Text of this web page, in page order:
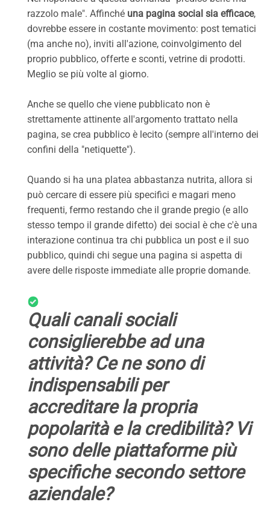
razzolo male". Affinché una pagina social sia efficace,
dovrebbe essere in costante movimento: post tematici
(ma anche no), inviti all'azione, coinvolgimento del
proprio pubblico, offerte e sconti, vetrine di prodotti.
Meglio se più volte al giorno.
Anche se quello che viene pubblicato non è
strettamente attinente all'argomento trattato nella
pagina, se crea pubblico è lecito (sempre all'interno dei
confini della "netiquette").
Quando si ha una platea abbastanza nutrita, allora si
può cercare di essere più specifici e magari meno
frequenti, fermo restando che il grande pregio (e allo
stesso tempo il grande difetto) dei social è che c'è una
interazione continua tra chi pubblica un post e il suo
pubblico, quindi chi segue una pagina si aspetta di
avere delle risposte immediate alle proprie domande.
Quali canali sociali
consiglierebbe ad una
attività? Ce ne sono di
indispensabili per
accreditare la propria
popolarità e la credibilità? Vi
sono delle piattaforme più
specifiche secondo settore
aziendale?